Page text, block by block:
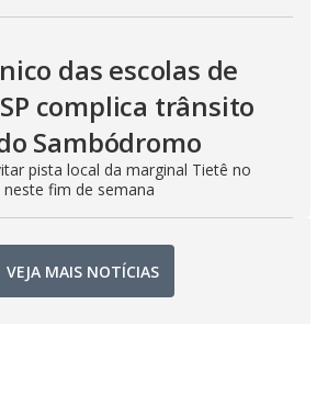
das escolas de
complica trânsito
Sambódromo
pista local da marginal Tietê no
fim de semana
VEJA MAIS NOTÍCIAS